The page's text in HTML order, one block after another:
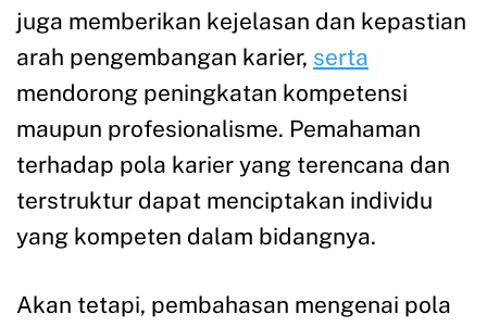
juga memberikan kejelasan dan kepastian
arah pengembangan karier, serta
mendorong peningkatan kompetensi
maupun profesionalisme. Pemahaman
terhadap pola karier yang terencana dan
terstruktur dapat menciptakan individu
yang kompeten dalam bidangnya.
Akan tetapi, pembahasan mengenai pola